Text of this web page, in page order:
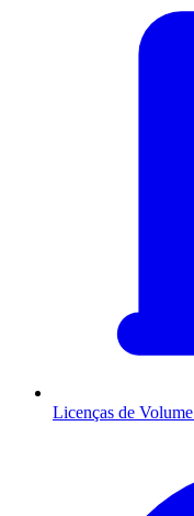
Licenças de Volume